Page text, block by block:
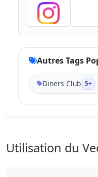
59.887-26.813-
26.813-59.888
26.813 59.89
59.887-59.89
</path></svg>
Autres Tags
Diners Club 5+
Utilisation du